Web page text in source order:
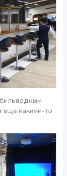
еще какими-то